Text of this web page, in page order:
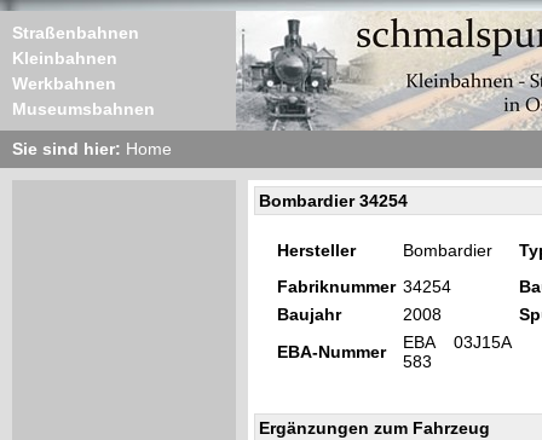
Straßenbahnen
Kleinbahnen
Werkbahnen
Museumsbahnen
Sie sind hier: Home
Bombardier 34254
Hersteller Bombardier
Fabriknummer 34254
Baujahr
2008
EBA-Nummer
EBA 03J15A
583
Ergänzungen zum Fahrzeug